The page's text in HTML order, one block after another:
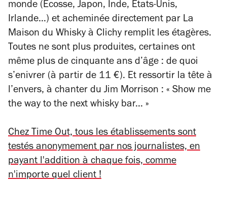
monde (Ecosse, Japon, Inde, Etats-Unis,
Irlande…) et acheminée directement par La
Maison du Whisky à Clichy remplit les étagères.
Toutes ne sont plus produites, certaines ont
même plus de cinquante ans d’âge : de quoi
s’enivrer (à partir de 11 €). Et ressortir la tête à
l’envers, à chanter du Jim Morrison : « Show me
the way to the next whisky bar... »
Chez Time Out, tous les établissements sont
testés anonymement par nos journalistes, en
payant l'addition à chaque fois, comme
n'importe quel client !